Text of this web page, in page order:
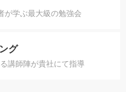
が学ぶ最大級の勉強会
グ
講師陣が貴社にて指導